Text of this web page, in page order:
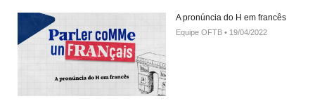
A pronúncia do H em francês
Equipe OFTB 19/04/2022